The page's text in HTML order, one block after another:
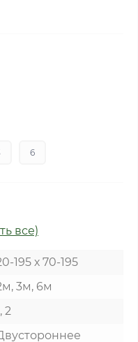
6
все)
195 х 70-195
3м, 6м
2